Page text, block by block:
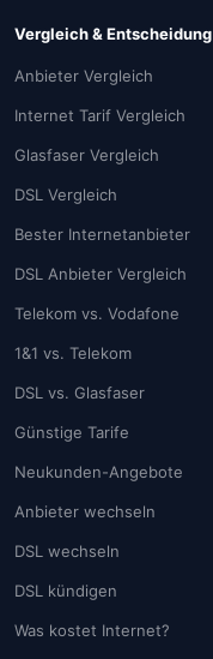
Vergleich & Entscheidung
Anbieter Vergleich
Internet Tarif Vergleich
Glasfaser Vergleich
DSL Vergleich
Bester Internetanbieter
DSL Anbieter Vergleich
Telekom vs. Vodafone
1&1 vs. Telekom
DSL vs. Glasfaser
Günstige Tarife
Neukunden-Angebote
Anbieter wechseln
DSL wechseln
DSL kündigen
Was kostet Internet?